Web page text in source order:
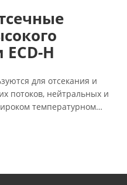
H
для отсекания и
потоков, нейтральных и
температурном
к противодавлению.
где необходимо